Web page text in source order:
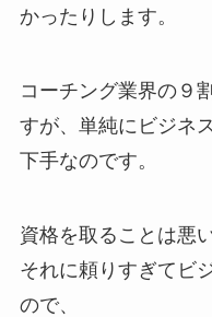
かったりします。
コーチング業界の９
すが、単純にビジネ
下手なのです。
資格を取ることは悪
それに頼りすぎてビ
ので、